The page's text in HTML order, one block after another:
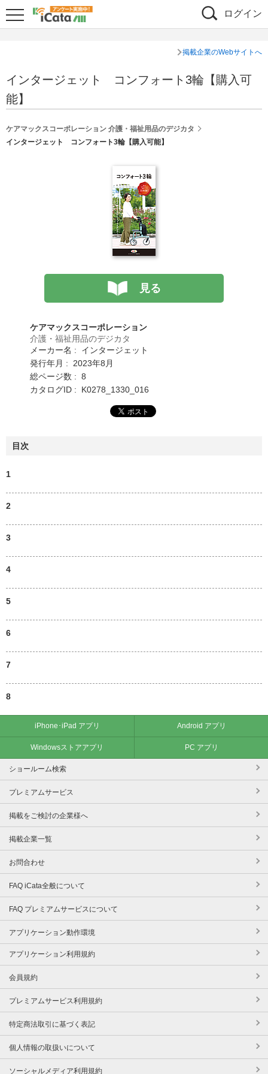
ログイン
掲載企業のWebサイトへ
インタージェット コンフォート3輪【購入可
能】
ケアマックスコーポレーション 介護・福祉用品のデジカタ
インタージェット コンフォート3輪【購入可能】
見る
ケアマックスコーポレーション
介護・福祉用品のデジカタ
メーカー名 : インタージェット
発行年月 : 2023年8月
総ページ数 : 8
カタログID : K0278_1330_016
目次
1
2
3
4
5
6
7
8
iPhone･iPad アプリ Android アプリ
Windowsストアアプリ PC アプリ
ショールーム検索
プレミアムサービス
掲載をご検討の企業様へ
掲載企業一覧
お問合わせ
FAQ iCata全般について
FAQ プレミアムサービスについて
アプリケーション動作環境
アプリケーション利用規約
会員規約
プレミアムサービス利用規約
特定商法取引に基づく表記
個人情報の取扱いについて
ソーシャルメディア利用規約